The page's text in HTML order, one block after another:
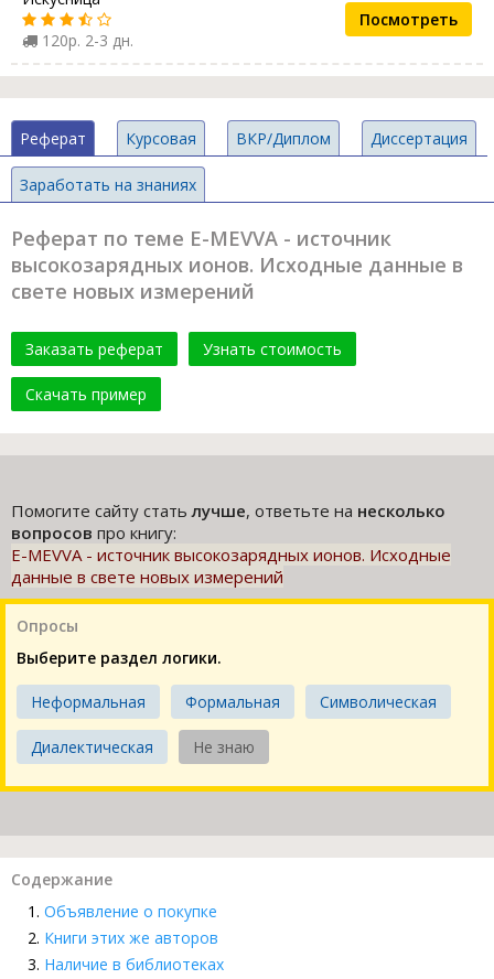
120р. 2-3 дн.
Посмотреть
Реферат Курсовая ВКР/Диплом Диссертация
Заработать на знаниях
Реферат по теме E-MEVVA - источник
высокозарядных ионов. Исходные данные в
свете новых измерений
Заказать реферат Узнать стоимость
Скачать пример
Помогите сайту статьлучше, ответьте на несколько
вопросов про книгу:
E-MEVVA - источник высокозарядных ионов. Исходные
данные в свете новых измерений
Опросы
Выберите раздел логики.
Неформальная Формальная Символическая
Диалектическая Не знаю
Содержание
Объявление о покупке
Книги этих же авторов
Наличие в библиотеках